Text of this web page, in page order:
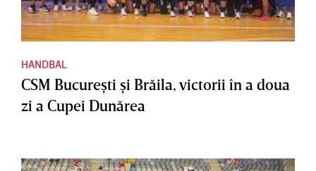
HANDBAL
CSM Bucureşti şi Brăila, victorii în a doua
zi a Cupei Dunărea